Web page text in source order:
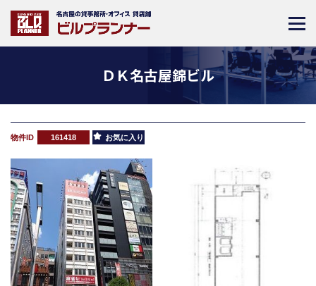
ＤＫ名古屋錦ビル
物件ID 161418 お気に入り